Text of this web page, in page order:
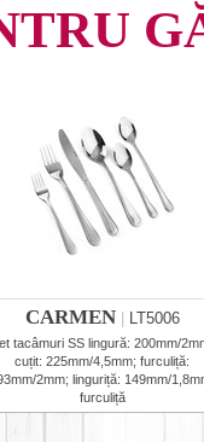
CARMEN LT5006
tacâmuri SS lingură: 200mm/
cuțit: 225mm/4,5mm; furculiță:
2mm; linguriță: 149mm/
furculiță